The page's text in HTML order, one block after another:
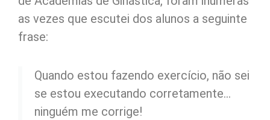
as vezes que escutei dos alunos a seguinte
frase:
Quando estou fazendo exercício, não sei
se estou executando corretamente...
ninguém me corrige!